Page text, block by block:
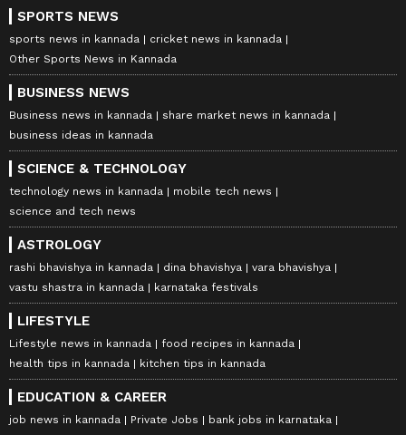
SPORTS NEWS
sports news in kannada
cricket news in kannada
Other Sports News in Kannada
BUSINESS NEWS
Business news in kannada
share market news in kannada
business ideas in kannada
SCIENCE & TECHNOLOGY
technology news in kannada
mobile tech news
science and tech news
ASTROLOGY
rashi bhavishya in kannada dina bhavishya
vara bhavishya
vastu shastra in kannada
karnataka festivals
LIFESTYLE
Lifestyle news in kannada
food recipes in kannada
health tips in kannada
kitchen tips in kannada
EDUCATION & CAREER
job news in kannada Private Jobs
bank jobs in karnataka